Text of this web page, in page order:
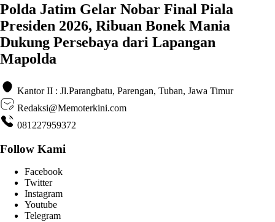
Polda Jatim Gelar Nobar Final Piala
Presiden 2026, Ribuan Bonek Mania
Dukung Persebaya dari Lapangan
Mapolda
Kantor II : Jl.Parangbatu, Parengan, Tuban, Jawa Timur
Redaksi@Memoterkini.com
081227959372
Follow Kami
Facebook
Twitter
Instagram
Youtube
Telegram